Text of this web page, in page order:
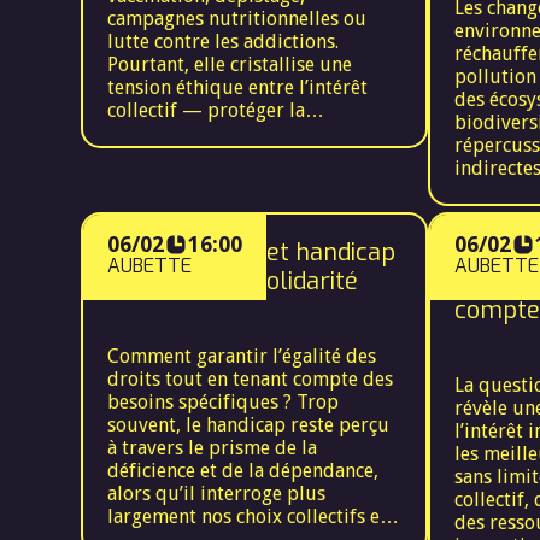
campagnes nutritionnelles ou
lutte contre les addictions.
Pourtant, elle cristallise une
tension éthique entre l’intérêt
collectif — protéger la
de santé — et l’intérêt individuel,
mesures préventives, comme les
obligations vaccinales ou les
restrictions liées au tabac et à
liberticide. Interroger la
prévention, c’est se demander
jusqu’où la société peut orienter
ou contraindre les
comportements individuels au
nom de la solidarité, tout en
garantissant la dignité et la
liberté de chacun.
Les
pollution
des
met en
santé
animale
Elle
santé et
concilier
(droit de
06/02
16:00
AUBETTE
Santé, société et handicap
: repenser la solidarité
Comment garantir l’égalité des
droits tout en tenant compte des
besoins spécifiques ? Trop
souvent, le handicap reste perçu
à travers le prisme de la
déficience et de la dépendance,
alors qu’il interroge plus
largement nos choix collectifs en
06/02
AUBETTE
Le
on
La
révèle
l’intérêt
les
sans
collectif,
des